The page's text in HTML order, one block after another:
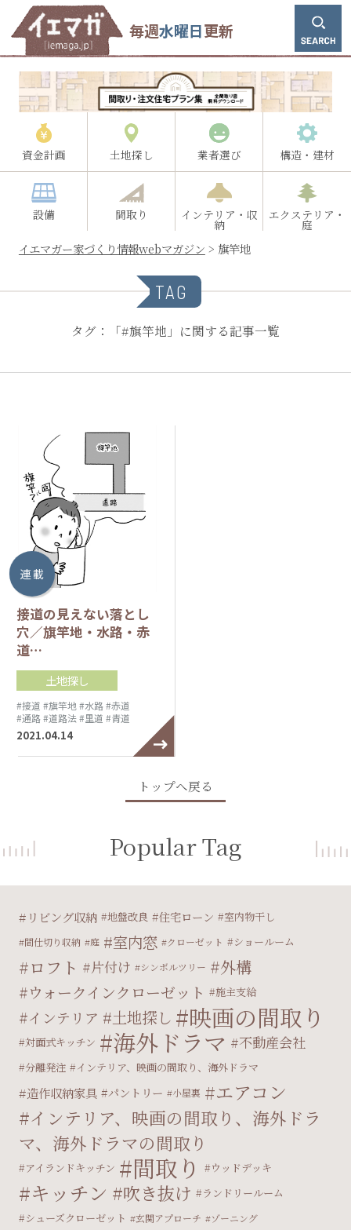
毎週水曜日更新
資金計画 土地探し 業者選び 構造・建材
設備 間取り インテリア・収
納
エクステリア・
庭
イエマガー家づくり情報webマガジン > 旗竿地
TAG
タグ：「#旗竿地」に関する記事一覧
連 載
接道の見えない落とし
穴／旗竿地・水路・赤
道…
土地探し
#接道 #旗竿地#水路#赤道
#通路#道路法#里道 #青道
2021.04.14
トップへ戻る
Popular Tag
リビング収納 地盤改良 住宅ローン 室内物干し
間仕切り収納 庭 室内窓 クローゼット ショールーム
ロフト 片付け シンボルツリー 外構
ウォークインクローゼット 施主支給
インテリア 土地探し 映画の間取り
対面式キッチン 海外ドラマ 不動産会社
分離発注 インテリア、映画の間取り、海外ドラマ
造作収納家具 パントリー 小屋裏 エアコン
インテリア、映画の間取り、海外ドラ
マ、海外ドラマの間取り
アイランドキッチン 間取り ウッドデッキ
キッチン 吹き抜け
ランドリールーム
シューズクローゼット
玄関アプローチ ゾーニング